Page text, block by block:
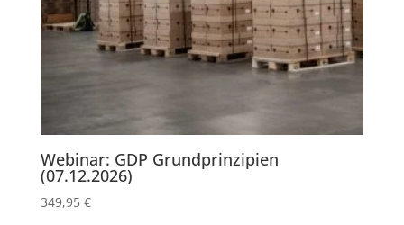
Webinar: GDP Grundprinzipien
(07.12.2026)
349,95 €